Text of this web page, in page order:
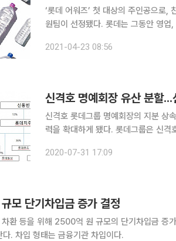
‘롯데 어워즈’ 첫 대상의 주인공으로,
원팀이 선정됐다. 롯데는 그동안 영업
2021-04-23 08:56
신격호 명예회장 유산 분할
신격호 롯데그룹 명예회장의 지분 상
력을 확대하게 됐다. 롯데그룹은 신격호 명예회장의 지분 상속으로 신동빈 롯데그룹 회장의 롯데지
혔다. 신 명예회장의 롯데지주 보통
2020-07-31 17:09
모 단기차입금 증가 결정
환 등을 위해 2500억 원 규모의 단기차입금 증
. 차입 형태는 금융기관 차입이다.